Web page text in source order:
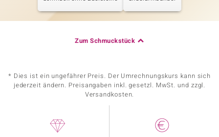
Zum Schmuckstück
* Dies ist ein ungefährer Preis. Der Umrechnungskurs kann sich
jederzeit ändern. Preisangaben inkl. gesetzl. MwSt. und zzgl.
Versandkosten.